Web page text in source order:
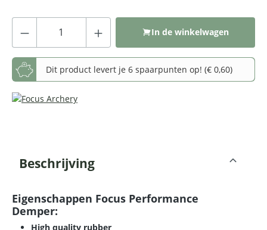
Producthoeveelheid: Voer de
In de winkelwagen
Dit product levert je 6 spaarpunten op! (€ 0,60)
Beschrijving
Eigenschappen Focus Performance
Demper:
High quality rubber